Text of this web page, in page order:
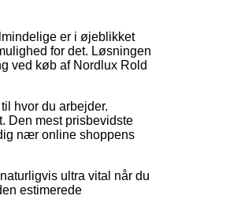
er i øjeblikket
for det. Løsningen
ved køb af Nordlux Rold
hvor du arbejder.
Den mest prisbevidste
nær online shoppens
ultra vital når du
estimerede